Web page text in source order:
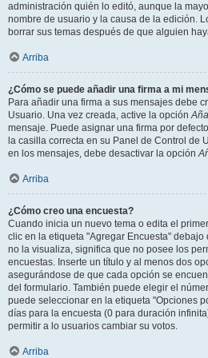
administración quién lo editó, aunque la
nombre de usuario y la causa de la edición.
borrar sus temas después de que alguien
Arriba
¿Cómo se puede añadir una firma a mi
Para añadir una firma a sus mensajes debe
Usuario. Una vez creada, active la opción
mensaje. Puede asignar una firma por
la casilla correcta en su Panel de Control de
en los mensajes, debe desactivar la opción
Arriba
¿Cómo creo una encuesta?
Cuando inicia un nuevo tema o edita el
clic en la etiqueta "Agregar Encuesta"
no la visualiza, significa que no posee los
encuestas. Inserte un título y al menos dos
asegurándose de que cada opción se
del formulario. También puede elegir el
puede seleccionar en la etiqueta "Opciones
días para la encuesta (0 para duración
permitir a lo usuarios cambiar su votos.
Arriba